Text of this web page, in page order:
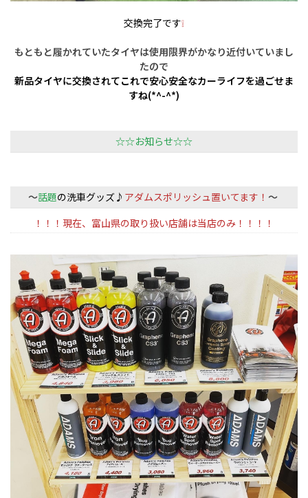
交換完了です❕
もともと履かれていたタイヤは使用限界がかなり近付いていまし
たので
新品タイヤに交換されてこれで安心安全なカーライフを過ごせま
すね(*^-^*)
☆☆お知らせ☆☆
～話題の洗車グッズ♪ アダムスポリッシュ置いてます！ ～
！！！現在、富山県の取り扱い店舗は当店のみ！！！！